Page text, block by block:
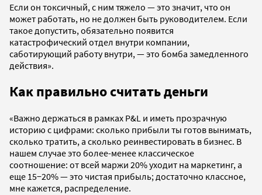
Если он токсичный, с ним тяжело — это значит, что он
может работать, но не должен быть руководителем. Если
такое допустить, обязательно появится
катастрофический отдел внутри компании,
саботирующий работу внутри, — это бомба замедленного
действия».
Как правильно считать деньги
«Важно держаться в рамках P&L и иметь прозрачную
историю с цифрами: сколько прибыли ты готов вынимать,
сколько тратить, а сколько реинвестировать в бизнес. В
нашем случае это более-менее классическое
соотношение: от всей маржи 20% уходит на маркетинг, а
еще 15−20% — это чистая прибыль; достаточно классное,
мне кажется, распределение.